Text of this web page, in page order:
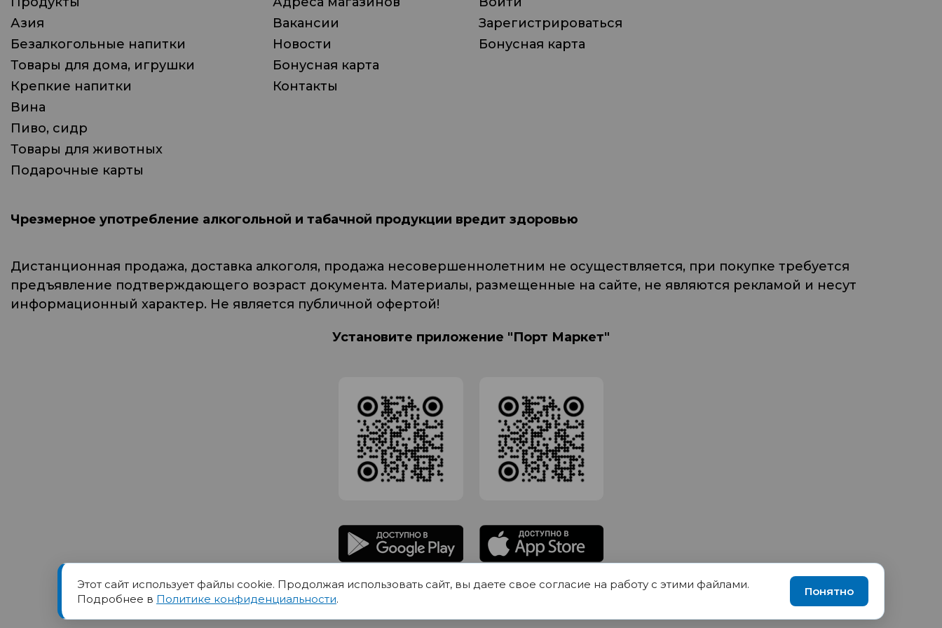
Азия
Безалкогольные напитки
Товары для дома, игрушки
Крепкие напитки
Вина
Пиво, сидр
Товары для животных
Подарочные карты
Вакансии
Новости
Бонусная карта
Контакты
Зарегистрироваться
Бонусная карта
Чрезмерное употребление алкогольной и табачной продукции вредит здоровью
Дистанционная продажа, доставка алкоголя, продажа несовершеннолетним не осуществляется, при покупке требуется
предъявление подтверждающего возраст документа. Материалы, размещенные на сайте, не являются рекламой и несут
информационный характер. Не является публичной офертой!
Установите приложение "Порт Маркет"
Товарный знак ПОРТ принадлежит Обществу с Ограниченной ответственностью СИГМАТОРГ, ОГРН 1191690035570, ИНН 1655417189
Юр.адрес 420012 Казань переулок Щербаковский дом 7, пом 1013, офис 5
Этот сайт использует файлы cookie. Продолжая использовать сайт, вы даете свое согласие на работу с этими файлами.
Подробнее в Политике конфиденциальности.
Понятно